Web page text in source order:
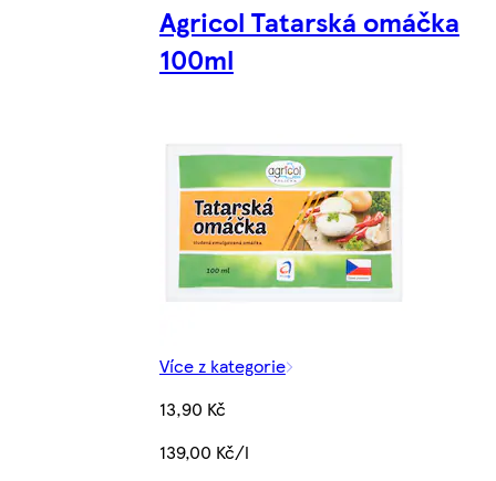
Agricol Tatarská omáčka
100ml
Více z kategorie
13,90 Kč
139,00 Kč/l